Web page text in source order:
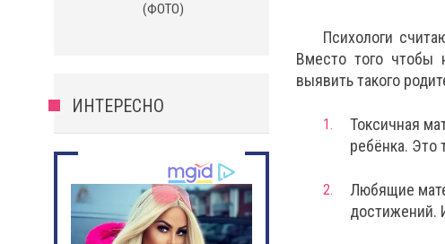
(ФОТО)
ИНТЕРЕСНО
Психологи
Вместо того чтобы
выявить такого
Токсичная
ребёнка. Это
Любящие
достижений.